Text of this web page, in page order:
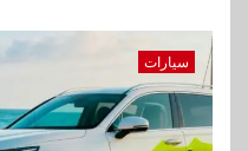
سيارات